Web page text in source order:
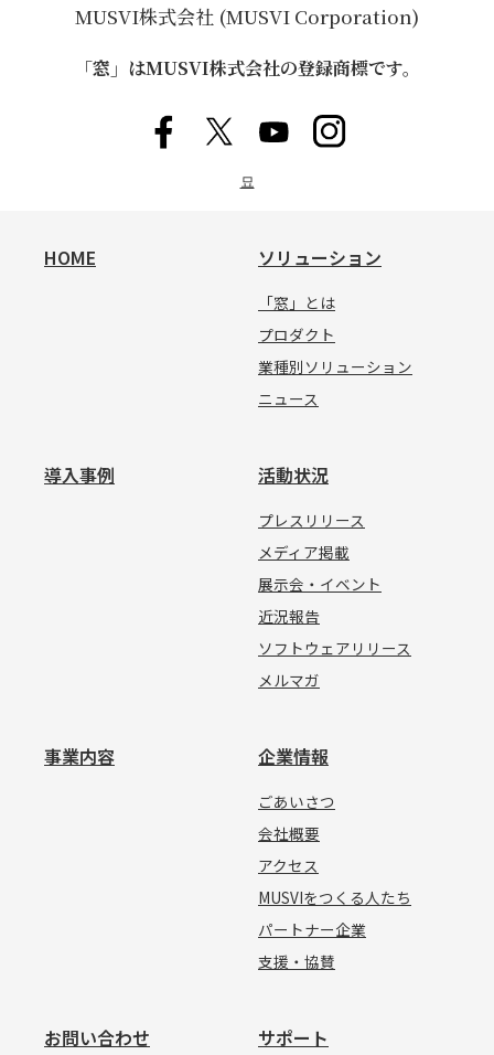
MUSVI株式会社 (MUSVI Corporation)
「窓」はMUSVI株式会社の登録商標です。
묘
HOME ソリューション
「窓」とは
プロダクト
業種別ソリューション
ニュース
導入事例 活動状況
プレスリリース
メディア掲載
展示会・イベント
近況報告
ソフトウェアリリース
メルマガ
事業内容 企業情報
ごあいさつ
会社概要
アクセス
MUSVIをつくる人たち
パートナー企業
支援・協賛
お問い合わせ サポート